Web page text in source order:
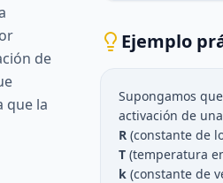
de
que la
Ejemplo
Supongamos
activación de
R (constante de
T (temperatura
k (constante de